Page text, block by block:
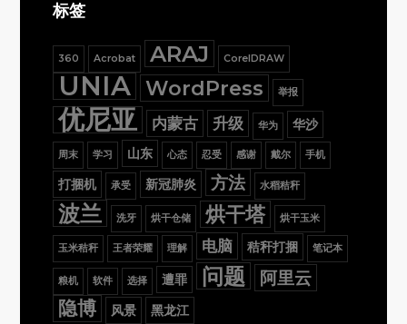
标签
360 Acrobat ARAJ CorelDRAW
UNIA WordPress 举报
优尼亚 内蒙古 升级 华为 华沙
周末 学习 山东 心态 忍受 感谢 戴尔 手机
打捆机 承受 新冠肺炎 方法 水稻秸秆
波兰 洗牙 烘干仓储 烘干塔 烘干玉米
玉米秸秆 王者荣耀 理解 电脑 秸秆打捆 笔记本
粮机 软件 选择 遭罪 问题 阿里云
隐博 风景 黑龙江